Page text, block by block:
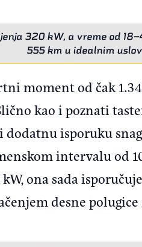
320 kW, a vreme od
555 km u idealnim
moment od čak
kao i poznati
isporuku
intervalu od
ona sada
desne